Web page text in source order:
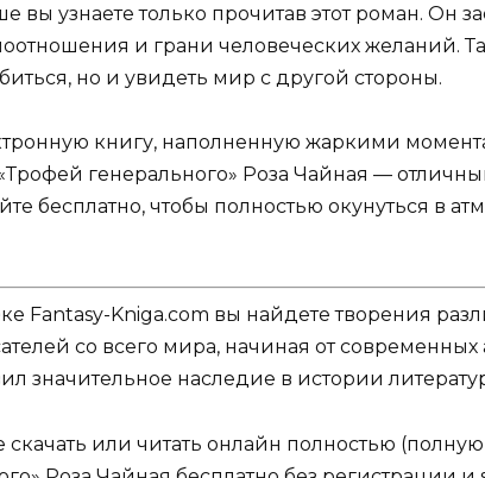
узнаете только прочитав этот роман. Он
и грани человеческих желаний.
но и увидеть мир с другой стороны.
книгу, наполненную жаркими
генерального» Роза Чайная —
бесплатно, чтобы полностью окунуться в
Fantasy-Kniga.com вы найдете творения
со всего мира, начиная от современных
значительное наследие в истории
или читать онлайн полностью